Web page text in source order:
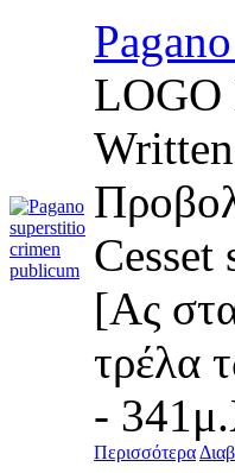
LOGO
[Ας
τρέλα
-
Περισσότερα